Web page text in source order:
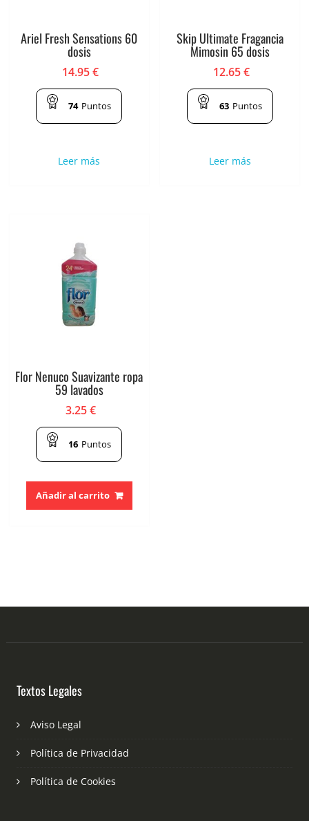
Ariel Fresh Sensations 60
dosis
14.95€
74 Puntos
Leer más
Skip Ultimate Fragancia
Mimosin 65 dosis
12.65€
63 Puntos
Leer más
Flor Nenuco Suavizante ropa
59 lavados
3.25€
16 Puntos
Añadir al carrito
Textos Legales
Aviso Legal
Política de Privacidad
Política de Cookies